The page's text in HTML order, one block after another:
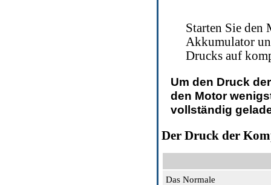
Starten Sie den
Akkumulator
Drucks auf
Um den Druck
den Motor
vollständig
Der Druck der
Das Normale